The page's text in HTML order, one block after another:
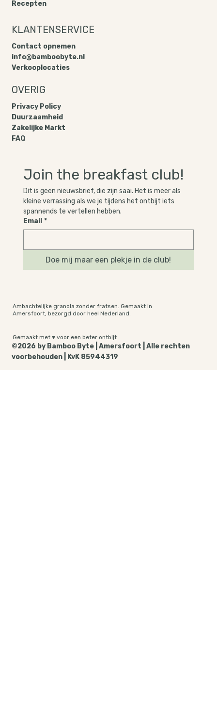
Kaneel Droom
Recepten
KLANTENSERVICE
Contact opnemen
info@bamboobyte.nl
Verkooplocaties
OVERIG
Privacy Policy​
Duurzaamheid
Zakelijke Markt
FAQ
Join the breakfast club!
Dit is geen nieuwsbrief, die zijn saai. Het is meer als
kleine verrassing als we je tijdens het ontbijt iets
spannends te vertellen hebben.
Email *
Doe mij maar een plekje in de club!
Ambachtelijke granola zonder fratsen. Gemaakt in
Amersfoort, bezorgd door heel Nederland.
Gemaakt met ♥ voor een beter ontbijt
©2026 by Bamboo Byte | Amersfoort | Alle rechten
voorbehouden | KvK 85944319